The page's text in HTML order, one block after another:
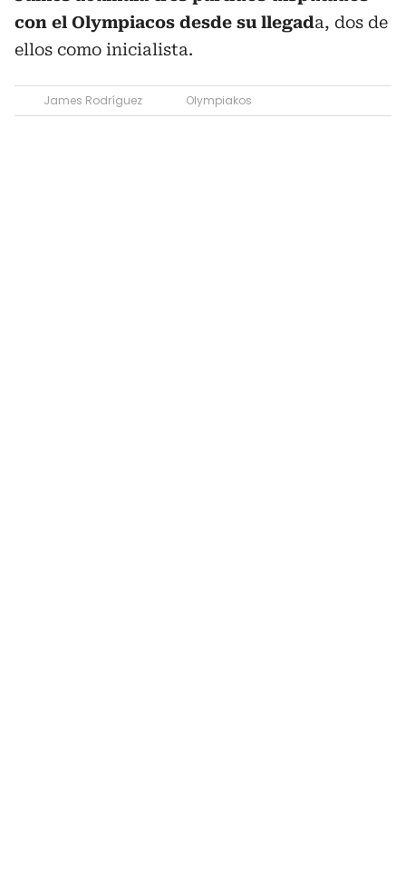
con el Olympiacos desde su llegada, dos de
ellos como inicialista.
James Rodríguez Olympiakos